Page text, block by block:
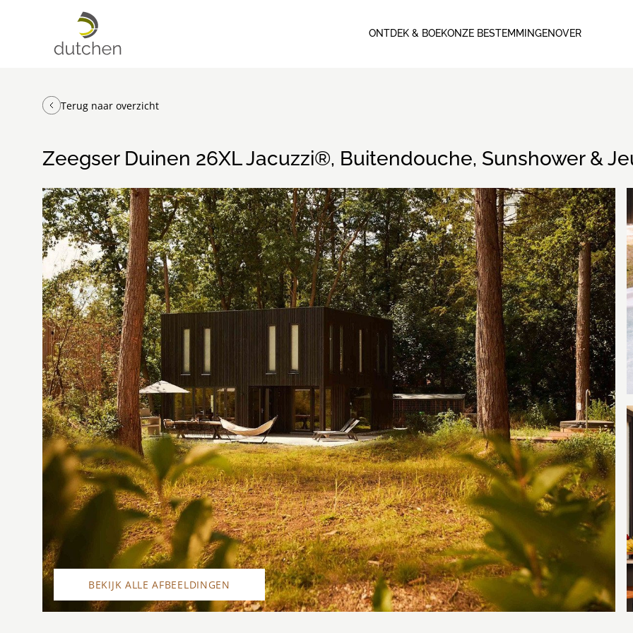
ONTDEK & BOEKONZE BESTEMMINGENOVER
Terug naar overzicht
Zeegser Duinen 26XL Jacuzzi®, Buitendouche, Sunshower &
BEKIJK ALLE AFBEELDINGEN